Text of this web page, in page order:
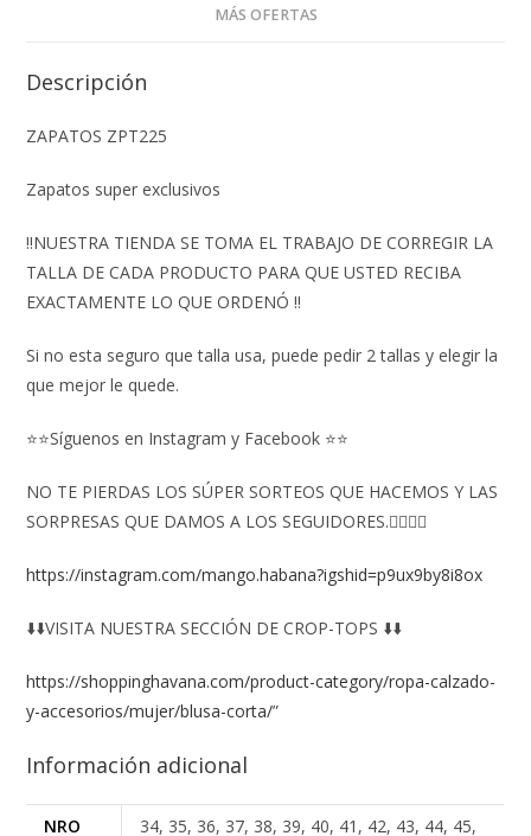
MÁS OFERTAS
Descripción
ZAPATOS ZPT225
Zapatos super exclusivos
‼️NUESTRA TIENDA SE TOMA EL TRABAJO DE CORREGIR LA
TALLA DE CADA PRODUCTO PARA QUE USTED RECIBA
EXACTAMENTE LO QUE ORDENÓ ‼️
Si no esta seguro que talla usa, puede pedir 2 tallas y elegir la
que mejor le quede.
⭐⭐Síguenos en Instagram y Facebook ⭐⭐
NO TE PIERDAS LOS SÚPER SORTEOS QUE HACEMOS Y LAS
SORPRESAS QUE DAMOS A LOS SEGUIDORES.👇🏻👇🏻
https://instagram.com/mango.habana?igshid=p9ux9by8i8ox
⬇️⬇️VISITA NUESTRA SECCIÓN DE CROP-TOPS ⬇️⬇️
https://shoppinghavana.com/product-category/ropa-calzado-
y-accesorios/mujer/blusa-corta/”
Información adicional
NRO 34, 35, 36, 37, 38, 39, 40, 41, 42, 43, 44, 45,